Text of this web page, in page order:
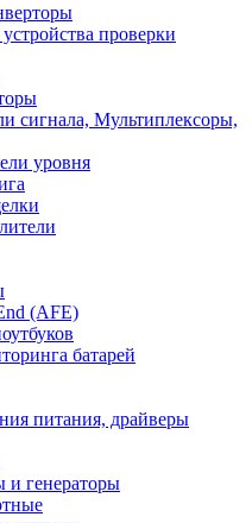
проверки
сигнала, Мультиплексоры,
уровня
(AFE)
батарей
питания, драйверы
генераторы